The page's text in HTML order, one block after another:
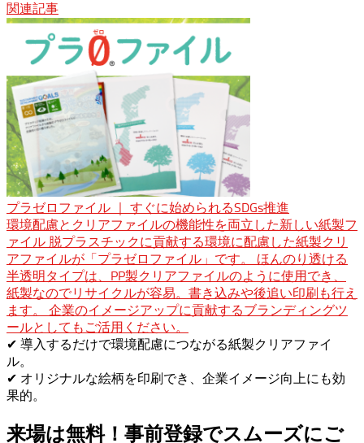
関連記事
プラゼロファイル ｜ すぐに始められるSDGs推進
環境配慮とクリアファイルの機能性を両立した新しい紙製フ
ァイル 脱プラスチックに貢献する環境に配慮した紙製クリ
アファイルが「プラゼロファイル」です。 ほんのり透ける
半透明タイプは、PP製クリアファイルのように使用でき、
紙製なのでリサイクルが容易。書き込みや後追い印刷も行え
ます。 企業のイメージアップに貢献するブランディングツ
ールとしてもご活用ください。
✔ 導入するだけで環境配慮につながる紙製クリアファイ
ル。
✔ オリジナルな絵柄を印刷でき、企業イメージ向上にも効
果的。
来場は無料！事前登録でスムーズにご